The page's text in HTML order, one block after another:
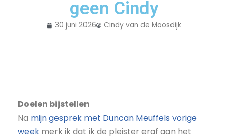
geen Cindy
30 juni 2026 Cindy van de Moosdijk
Doelen bijstellen
Na mijn gesprek met Duncan Meuffels vorige
week merk ik dat ik de pleister eraf aan het